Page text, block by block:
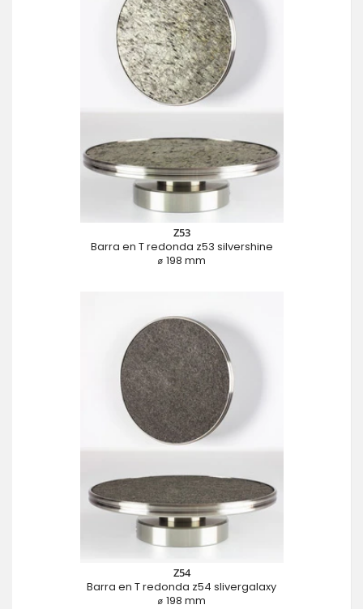
Z53
Barra en T redonda z53 silvershine
⌀ 198 mm
Z54
Barra en T redonda z54 slivergalaxy
⌀ 198 mm